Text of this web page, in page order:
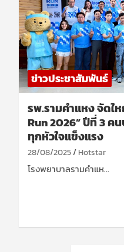
ข่าวประชาสัมพันธ์
รพ.รามคำแหง จัดใ
Run 2026” ปีที่ 3 ค
ทุกหัวใจแข็งแรง
28/08/2025 Hotstar
โรงพยาบาลรามคำแห…